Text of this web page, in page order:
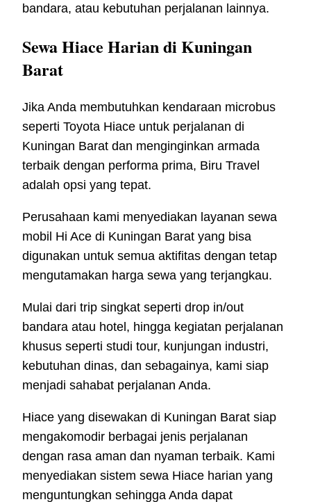
bandara, atau kebutuhan perjalanan lainnya.
Sewa Hiace Harian di Kuningan
Barat
Jika Anda membutuhkan kendaraan microbus
seperti Toyota Hiace untuk perjalanan di
Kuningan Barat dan menginginkan armada
terbaik dengan performa prima, Biru Travel
adalah opsi yang tepat.
Perusahaan kami menyediakan layanan sewa
mobil Hi Ace di Kuningan Barat yang bisa
digunakan untuk semua aktifitas dengan tetap
mengutamakan harga sewa yang terjangkau.
Mulai dari trip singkat seperti drop in/out
bandara atau hotel, hingga kegiatan perjalanan
khusus seperti studi tour, kunjungan industri,
kebutuhan dinas, dan sebagainya, kami siap
menjadi sahabat perjalanan Anda.
Hiace yang disewakan di Kuningan Barat siap
mengakomodir berbagai jenis perjalanan
dengan rasa aman dan nyaman terbaik. Kami
menyediakan sistem sewa Hiace harian yang
menguntungkan sehingga Anda dapat